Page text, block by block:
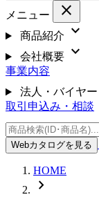
メニュー close
商品紹介 expand_more
会社概要 expand_more
事業内容
法人・バイヤー
取引申込み・相談
Webカタログを見る
HOME
chevron_right